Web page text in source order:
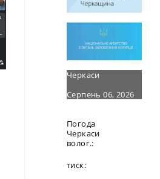
Черкаси
Серпень 06, 2026
Погода
Черкаси
волог.:
тиск: